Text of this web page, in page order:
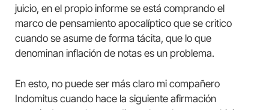
juicio, en el propio informe se está comprando el
marco de pensamiento apocalíptico que se critico
cuando se asume de forma tácita, que lo que
denominan inflación de notas es un problema.
En esto, no puede ser más claro mi compañero
Indomitus cuando hace la siguiente afirmación